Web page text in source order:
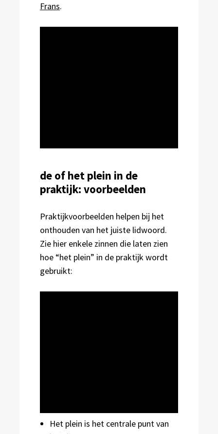
Frans.
de of het plein in de
praktijk: voorbeelden
Praktijkvoorbeelden helpen bij het
onthouden van het juiste lidwoord.
Zie hier enkele zinnen die laten zien
hoe “het plein” in de praktijk wordt
gebruikt:
Het plein is het centrale punt van